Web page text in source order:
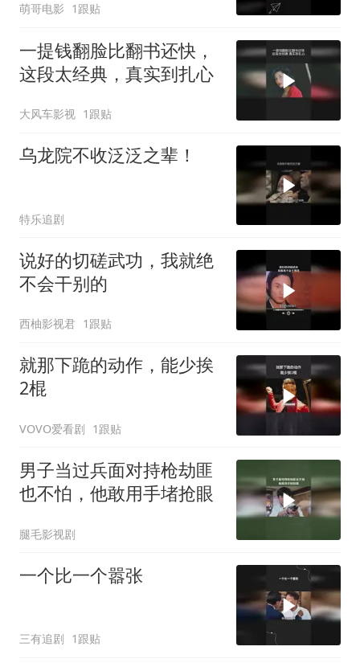
萌哥电影 1跟贴
一提钱翻脸比翻书还快，
这段太经典，真实到扎心
大风车影视 1跟贴
乌龙院不收泛泛之辈！
特乐追剧
说好的切磋武功，我就绝
不会干别的
西柚影视君 1跟贴
就那下跪的动作，能少挨
2棍
VOVO爱看剧 1跟贴
男子当过兵面对持枪劫匪
也不怕，他敢用手堵抢眼
腿毛影视剧
一个比一个嚣张
三有追剧 1跟贴